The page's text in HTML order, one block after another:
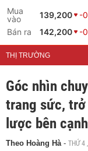
Mua
vào
139,200
-
Bán ra
142,200 -
THỊ TRƯỜNG
Góc nhìn
trang sức,
lược bên
Theo Hoàng Hà- THỨ 4